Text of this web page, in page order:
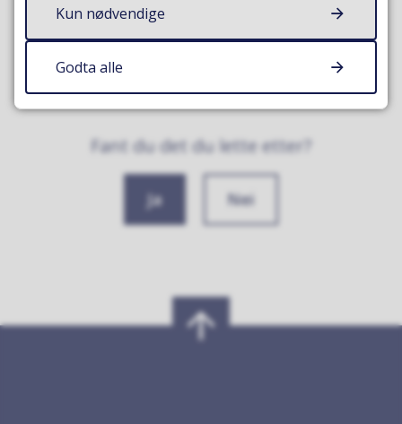
Fant du det du lette etter?
Ja Nei
Kun nødvendige
Godta alle